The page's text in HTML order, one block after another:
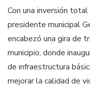
Con una inversión
presidente municipal
encabezó una gira de
municipio, donde
de infraestructura
mejorar la calidad de